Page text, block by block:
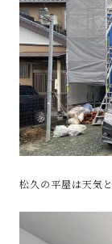
松久の平屋は天気